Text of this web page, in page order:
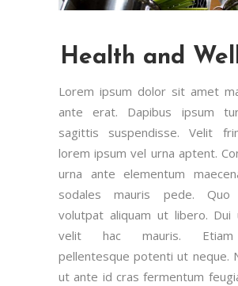
Health and
Lorem ipsum dolor sit amet
ante erat. Dapibus ipsum
sagittis suspendisse. Velit
lorem ipsum vel urna aptent.
urna ante elementum
sodales mauris pede. Quo
volutpat aliquam ut libero. Dui
velit hac mauris. Etiam
pellentesque potenti ut neque.
ut ante id cras fermentum